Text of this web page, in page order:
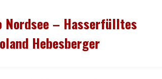
Nordsee – Hasserfülltes
Hebesberger